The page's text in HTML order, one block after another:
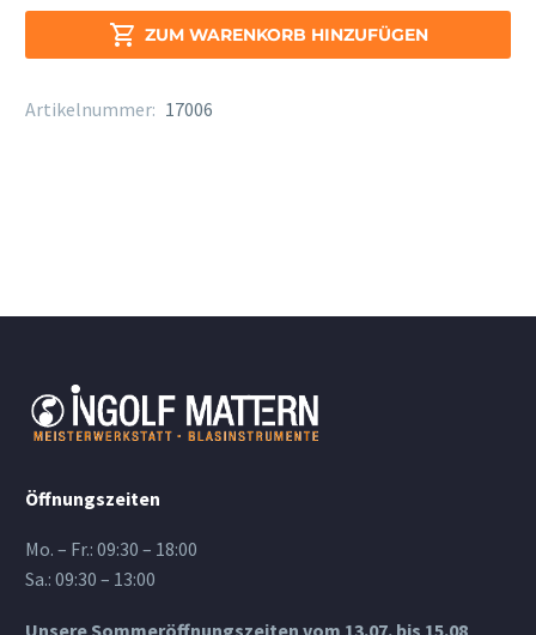
Sax
2
 ZUM WARENKORB HINZUFÜGEN
Artikelnummer: 17006
Öffnungszeiten
Mo. – Fr.: 09:30 – 18:00
Sa.: 09:30 – 13:00
Unsere Sommeröffnungszeiten vom 13.07. bis 15.08